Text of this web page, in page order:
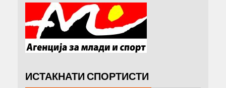
ИСТАКНАТИ СПОРТИСТИ